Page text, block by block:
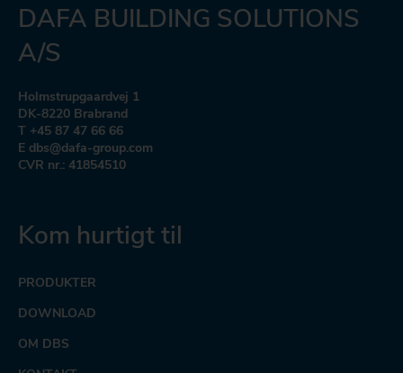
DAFA BUILDING SOLUTIONS
A/S
Holmstrupgaardvej 1
DK-8220 Brabrand
T +45 87 47 66 66
E dbs@dafa-group.com
CVR nr.: 41854510
Kom hurtigt til
PRODUKTER
DOWNLOAD
OM DBS